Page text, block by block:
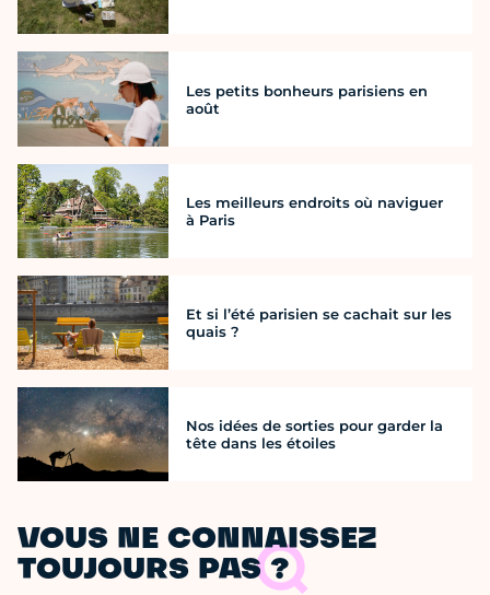
Les petits bonheurs parisiens en
août
Les meilleurs endroits où naviguer
à Paris
Et si l’été parisien se cachait sur les
quais ?
Nos idées de sorties pour garder la
tête dans les étoiles
VOUS NE CONNAISSEZ
TOUJOURS PAS ?